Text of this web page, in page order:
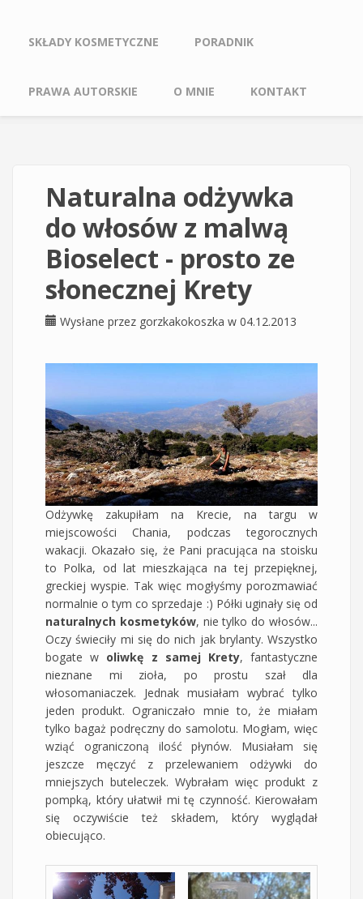
SKŁADY KOSMETYCZNE PORADNIK
PRAWA AUTORSKIE O MNIE KONTAKT
Naturalna odżywka
do włosów z malwą
Bioselect - prosto ze
słonecznej Krety
Wysłane przez gorzkakokoszka w 04.12.2013
Odżywkę zakupiłam na Krecie, na targu w
miejscowości Chania, podczas tegorocznych
wakacji. Okazało się, że Pani pracująca na stoisku
to Polka, od lat mieszkająca na tej przepięknej,
greckiej wyspie. Tak więc mogłyśmy porozmawiać
normalnie o tym co sprzedaje :) Półki uginały się od
naturalnych kosmetyków, nie tylko do włosów...
Oczy świeciły mi się do nich jak brylanty. Wszystko
bogate w oliwkę z samej Krety, fantastyczne
nieznane mi zioła, po prostu szał dla
włosomaniaczek. Jednak musiałam wybrać tylko
jeden produkt. Ograniczało mnie to, że miałam
tylko bagaż podręczny do samolotu. Mogłam, więc
wziąć ograniczoną ilość płynów. Musiałam się
jeszcze męczyć z przelewaniem odżywki do
mniejszych buteleczek. Wybrałam więc produkt z
pompką, który ułatwił mi tę czynność. Kierowałam
się oczywiście też składem, który wyglądał
obiecująco.